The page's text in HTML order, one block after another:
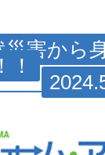
害から
！